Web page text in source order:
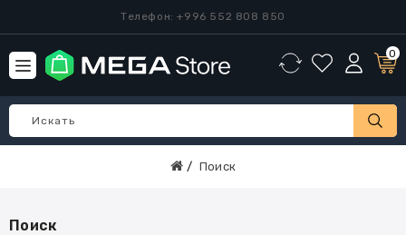
Телефон: +996 552 808 850
0
Поиск
Поиск